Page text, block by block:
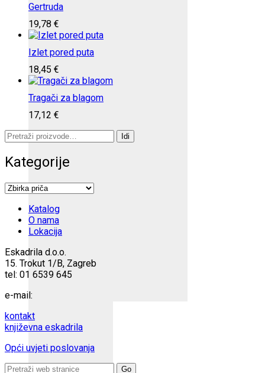
Gertruda
19,78 €
Izlet pored puta
18,45 €
Tragači za blagom
17,12 €
Pretraži:
Idi
Kategorije
Katalog
O nama
Lokacija
Eskadrila d.o.o.
15. Trokut 1/B, Zagreb
tel: 01 6539 645
e-mail:
kontakt
književna eskadrila
Opći uvjeti poslovanja
Search